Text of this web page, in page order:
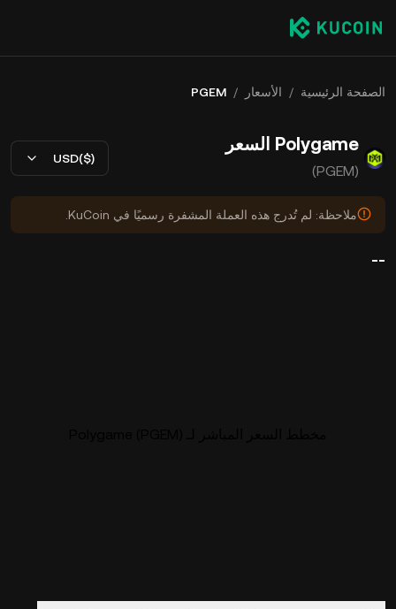
الصفحة الرئيسية / الأسعار /
PGEM
Polygame السعر
(PGEM)
USD($)
ملاحظة: لم تُدرج هذه العملة المشفرة رسميًا في KuCoin.
--